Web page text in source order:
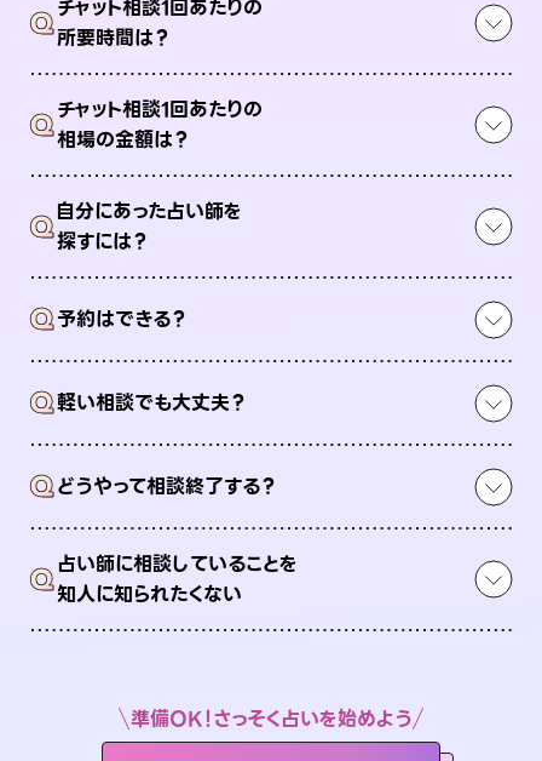
Qチャット相談1回あたりの
所要時間は？
Qチャット相談1回あたりの
相場の金額は？
Q自分にあった占い師を
探すには？
Q予約はできる？
Q軽い相談でも大丈夫？
Qどうやって相談終了する？
Q占い師に相談していることを
知人に知られたくない
準備OK！さっそく占いを始めよう